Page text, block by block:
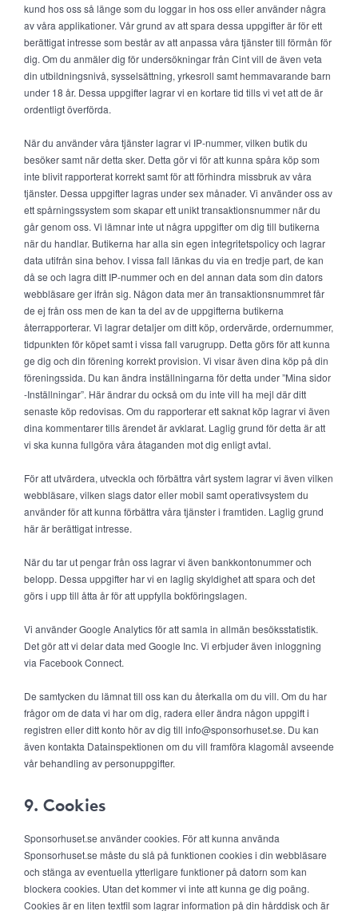
kund hos oss så länge som du loggar in hos oss eller använder några
av våra applikationer. Vår grund av att spara dessa uppgifter är för ett
berättigat intresse som består av att anpassa våra tjänster till förmån för
dig. Om du anmäler dig för undersökningar från Cint vill de även veta
din utbildningsnivå, sysselsättning, yrkesroll samt hemmavarande barn
under 18 år. Dessa uppgifter lagrar vi en kortare tid tills vi vet att de är
ordentligt överförda.
När du använder våra tjänster lagrar vi IP-nummer, vilken butik du
besöker samt när detta sker. Detta gör vi för att kunna spåra köp som
inte blivit rapporterat korrekt samt för att förhindra missbruk av våra
tjänster. Dessa uppgifter lagras under sex månader. Vi använder oss av
ett spårningssystem som skapar ett unikt transaktionsnummer när du
går genom oss. Vi lämnar inte ut några uppgifter om dig till butikerna
när du handlar. Butikerna har alla sin egen integritetspolicy och lagrar
data utifrån sina behov. I vissa fall länkas du via en tredje part, de kan
då se och lagra ditt IP-nummer och en del annan data som din dators
webbläsare ger ifrån sig. Någon data mer än transaktionsnummret får
de ej från oss men de kan ta del av de uppgifterna butikerna
återrapporterar. Vi lagrar detaljer om ditt köp, ordervärde, ordernummer,
tidpunkten för köpet samt i vissa fall varugrupp. Detta görs för att kunna
ge dig och din förening korrekt provision. Vi visar även dina köp på din
föreningssida. Du kan ändra inställningarna för detta under ”Mina sidor
-Inställningar”. Här ändrar du också om du inte vill ha mejl där ditt
senaste köp redovisas. Om du rapporterar ett saknat köp lagrar vi även
dina kommentarer tills ärendet är avklarat. Laglig grund för detta är att
vi ska kunna fullgöra våra åtaganden mot dig enligt avtal.
För att utvärdera, utveckla och förbättra vårt system lagrar vi även vilken
webbläsare, vilken slags dator eller mobil samt operativsystem du
använder för att kunna förbättra våra tjänster i framtiden. Laglig grund
här är berättigat intresse.
När du tar ut pengar från oss lagrar vi även bankkontonummer och
belopp. Dessa uppgifter har vi en laglig skyldighet att spara och det
görs i upp till åtta år för att uppfylla bokföringslagen.
Vi använder Google Analytics för att samla in allmän besöksstatistik.
Det gör att vi delar data med Google Inc. Vi erbjuder även inloggning
via Facebook Connect.
De samtycken du lämnat till oss kan du återkalla om du vill. Om du har
frågor om de data vi har om dig, radera eller ändra någon uppgift i
registren eller ditt konto hör av dig till info@sponsorhuset.se. Du kan
även kontakta Datainspektionen om du vill framföra klagomål avseende
vår behandling av personuppgifter.
9. Cookies
Sponsorhuset.se använder cookies. För att kunna använda
Sponsorhuset.se måste du slå på funktionen cookies i din webbläsare
och stänga av eventuella ytterligare funktioner på datorn som kan
blockera cookies. Utan det kommer vi inte att kunna ge dig poäng.
Cookies är en liten textfil som lagrar information på din hårddisk och är